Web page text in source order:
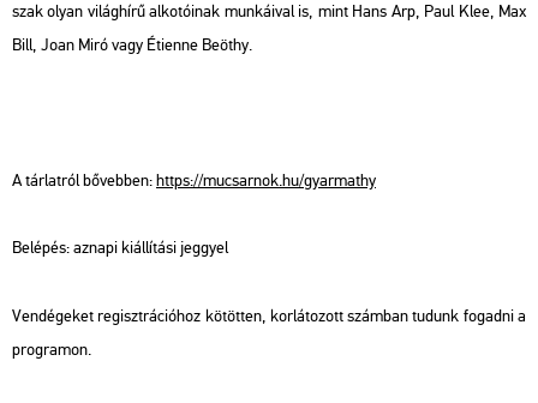
szak olyan vi­lág­hí­rű al­ko­tó­i­nak mun­ká­i­val is, mint Hans Arp, Paul Klee, Max
Bill, Joan Miró vagy Éti­en­ne Be­ö­thy.
A tár­lat­ról bő­veb­ben:https://​mu­csar­nok.​hu/​gyar­ma­thy
Be­lé­pés: az­na­pi ki­ál­lí­tá­si jeggyel
Ven­dé­ge­ket re­giszt­rá­ci­ó­hoz kö­töt­ten, kor­lá­to­zott szám­ban tu­dunk fo­gad­ni a
prog­ra­mon.